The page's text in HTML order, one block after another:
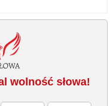
wolność słowa!